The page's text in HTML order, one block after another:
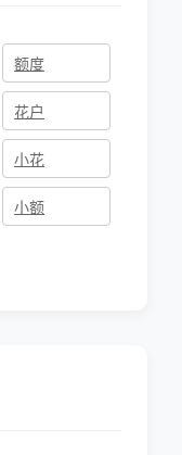
额度
花户
小花
小额